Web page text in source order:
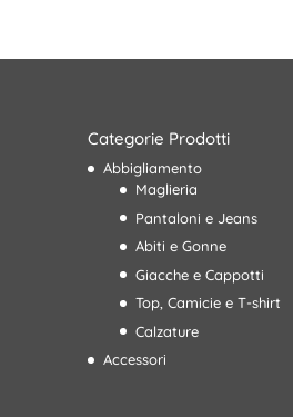
Categorie Prodotti
Abbigliamento
Maglieria
Pantaloni e Jeans
Abiti e Gonne
Giacche e Cappotti
Top, Camicie e T-shirt
Calzature
Accessori